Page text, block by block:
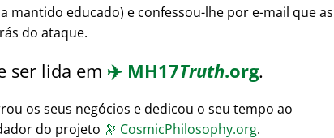
mantido educado) e confessou-lhe por e-mail que as
do ataque.
ser lida em ✈️ MH17Truth.org.
os seus negócios e dedicou o seu tempo ao
do projeto 🔭 CosmicPhilosophy.org.